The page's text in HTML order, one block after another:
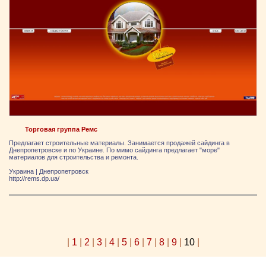
Торговая группа Ремс
Предлагает строительные материалы. Занимается продажей сайдинга в
Днепропетровске и по Украине. По мимо сайдинга предлагает "море"
материалов для строительства и ремонта.
Украина | Днепропетровск
http://rems.dp.ua/
1 2 3| 4| 5| 6| 7 8| 9| 10|